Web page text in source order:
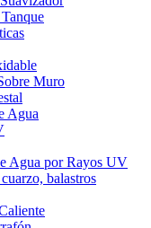
Muro
Agua
Agua por Rayos UV
balastros